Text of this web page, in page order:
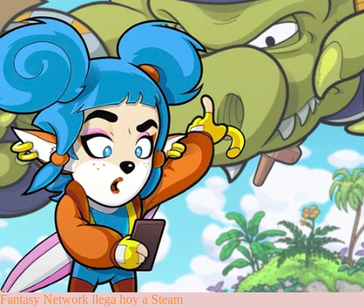
Fantasy Network llega hoy a Steam